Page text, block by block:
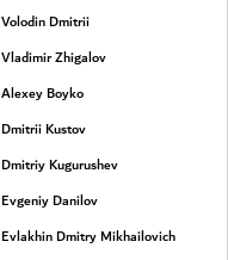
Volodin Dmitrii
Vladimir Zhigalov
Alexey Boyko
Dmitrii Kustov
Dmitriy Kugurushev
Evgeniy Danilov
Evlakhin Dmitry Mikhailovich